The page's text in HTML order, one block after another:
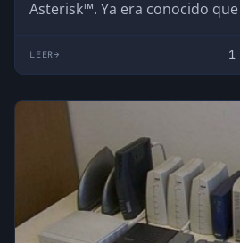
Asterisk™. Ya era conocido
LEER